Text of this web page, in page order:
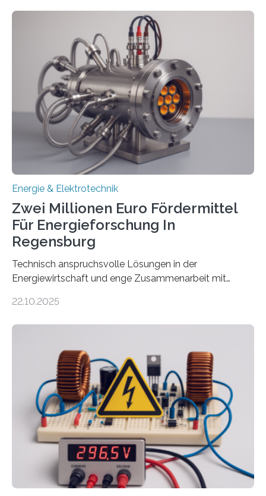
einem „Anschlussstau“. Die Stiftung
Umweltenergierecht hat den Rechtsrahmen in einem
neuen Bericht für die Praxis eingeordnet – inklusive der
Rolle von flexiblen Netzanschlussvereinbarungen. Der
Netzanschluss von Erneuerbare-Energien-Anlagen
(EE-Anlagen) ist entscheidend für die Energiewende.
Denn ohne Anschluss an das Netz kann kein Strom
eingespeist werden. Nach dem Erneuerbare-Energien-
Gesetz (EEG) sind Netzbetreiber…
Energie & Elektrotechnik
Zwei Millionen Euro Fördermittel
Für Energieforschung In
Regensburg
Technisch anspruchsvolle Lösungen in der
Energiewirtschaft und enge Zusammenarbeit mit
neuen EU-geförderten Transfer-Projekte zu
Energietechnologien werden vom Europäischen
Sozialfonds Plus (ESF+) gefördert – mit einer
Gesamtsumme von mehr als zwei Millionen Euro.
Damit zählt die Hochschule zu den großen
Gewinnerinnen der aktuellen Förderrunde des
Bayerischen Wissenschaftsministeriums. Im
Mittelpunkt steht der direkte Wissenstransfer: Neue
wissenschaftliche Erkenntnisse sollen rasch in die
22.10.2025